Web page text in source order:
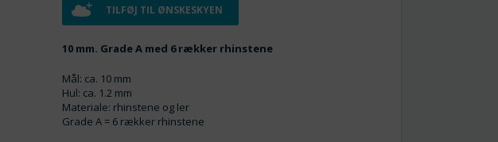
TILFØJ TIL ØNSKESKYEN
10 mm. Grade A med 6 rækker rhinstene
Mål: ca. 10 mm
Hul: ca. 1.2 mm
Materiale: rhinstene og ler
Grade A = 6 rækker rhinstene